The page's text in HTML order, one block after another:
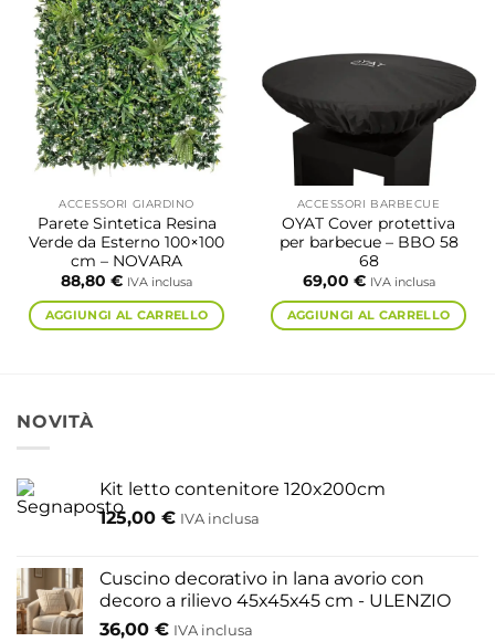
ACCESSORI GIARDINO
Parete Sintetica Resina
Verde da Esterno 100×100
cm – NOVARA
88,80 € IVA inclusa
AGGIUNGI AL CARRELLO
ACCESSORI BARBECUE
OYAT Cover protettiva
per barbecue – BBO 58
68
69,00 € IVA inclusa
AGGIUNGI AL CARRELLO
NOVITÀ
Kit letto contenitore 120x200cm
125,00 € IVA inclusa
Cuscino decorativo in lana avorio con
decoro a rilievo 45x45x45 cm - ULENZIO
36,00 € IVA inclusa